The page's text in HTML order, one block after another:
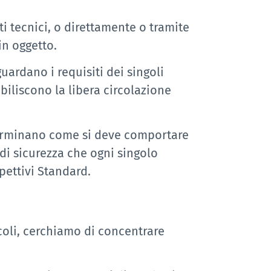
tecnici, o direttamente o tramite
oggetto.
i requisiti dei singoli
la libera circolazione
come si deve comportare
sicurezza che ogni singolo
Standard.
cerchiamo di concentrare